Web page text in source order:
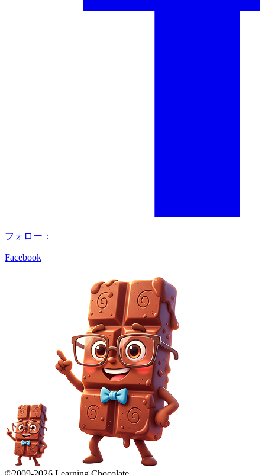
フォロー：
Facebook